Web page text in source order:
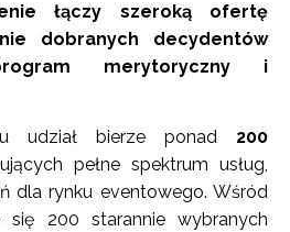
łączy szeroką ofertę
dobranych decydentów
merytoryczny i
udział bierze ponad 200
pełne spektrum usług,
dla rynku eventowego. Wśród
się 200 starannie wybranych